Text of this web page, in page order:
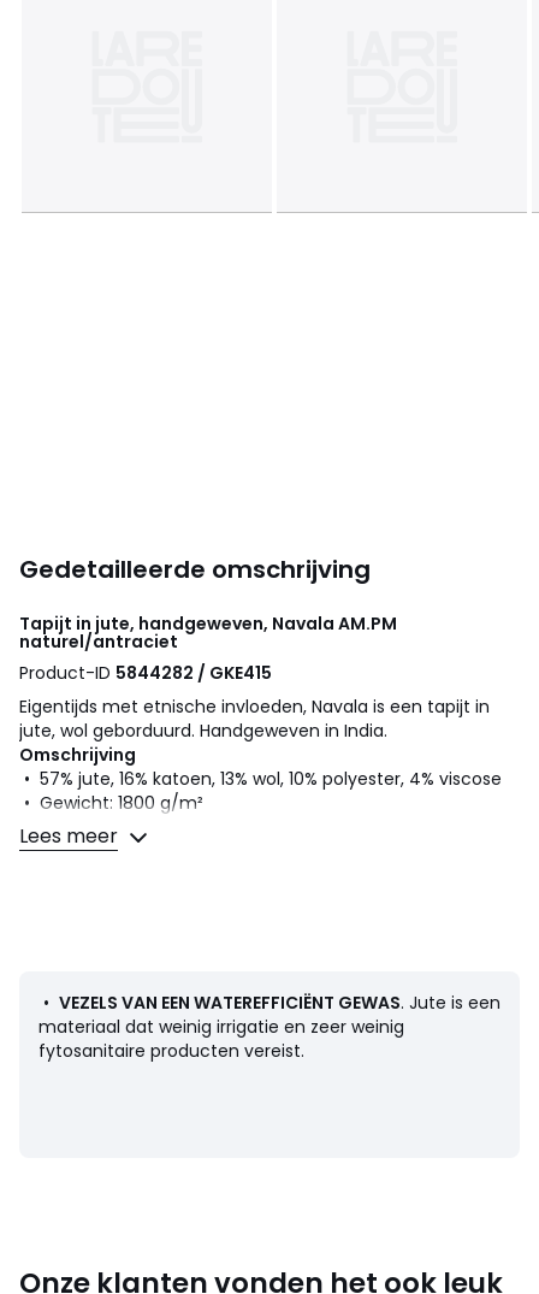
Gedetailleerde omschrijving
Tapijt in jute, handgeweven, Navala AM.PM
naturel/antraciet
Product-ID 5844282 / GKE415
Eigentijds met etnische invloeden, Navala is een tapijt in
jute, wol geborduurd. Handgeweven in India.
Omschrijving
• 57% jute, 16% katoen, 13% wol, 10% polyester, 4% viscose
• Gewicht: 1800 g/m²
• Productie type : met de hand geweven
Afmetingen
• Breedte 120x Lengte 180 cm
• Breedte 160x Lengte 230 cm
Maten 120 x 180 cm, 160 x 230 cm, 200 x 290 cm
Lees meer
• VEZELS VAN EEN WATEREFFICIËNT GEWAS. Jute is een
materiaal dat weinig irrigatie en zeer weinig
fytosanitaire producten vereist.
Onze klanten vonden het ook leuk